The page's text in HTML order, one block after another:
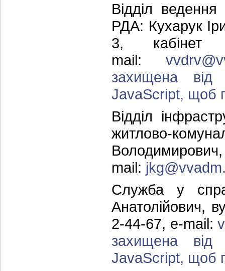
Відділ
РДА: Кухарук
3,
mail:
захищена від
JavaScript, щоб
Відділ
житлово-
mail:
Служба у
Анатолійович,
2-44-67, e-mail:
захищена від
JavaScript, щоб